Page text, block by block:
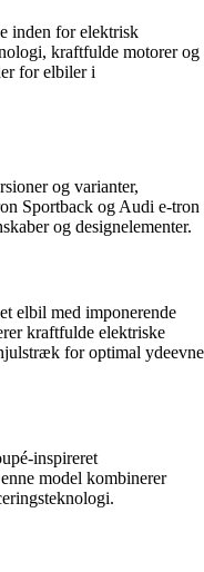
inden for elektrisk
kraftfulde motorer og
for elbiler i
og varianter,
Sportback og Audi e-tron
og designelementer.
elbil med imponerende
kraftfulde elektriske
for optimal ydeevne
inspireret
model kombinerer